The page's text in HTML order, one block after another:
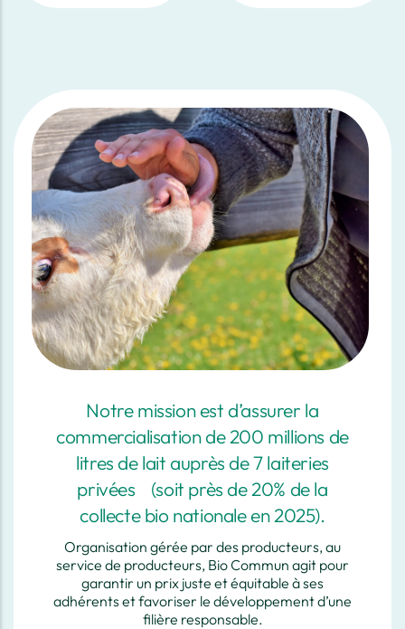
Notre mission est d’assurer la
commercialisation de 200 millions de
litres de lait auprès de 7 laiteries
privées (soit près de 20% de la
collecte bio nationale en 2025).
Organisation gérée par des producteurs, au
service de producteurs, Bio Commun agit pour
garantir un prix juste et équitable à ses
adhérents et favoriser le développement d’une
filière responsable.